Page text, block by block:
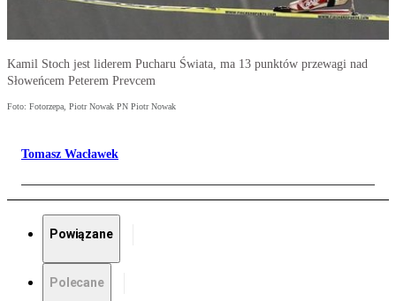
Kamil Stoch jest liderem Pucharu Świata, ma 13 punktów przewagi nad
Słoweńcem Peterem Prevcem
Foto: Fotorzepa, Piotr Nowak PN Piotr Nowak
Tomasz Wacławek
Powiązane
Polecane